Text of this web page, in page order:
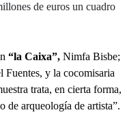
de euros un cuadro
“la Caixa”, Nimfa Bisbe;
y la cocomisaria
trata, en cierta forma,
de arqueología de artista”.